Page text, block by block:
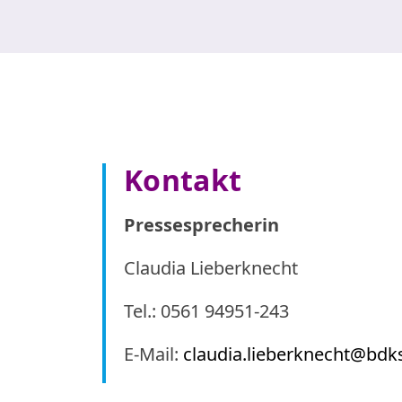
Kontakt
Pressesprecherin
Claudia Lieberknecht
Tel.: 0561 94951-243
E-Mail: